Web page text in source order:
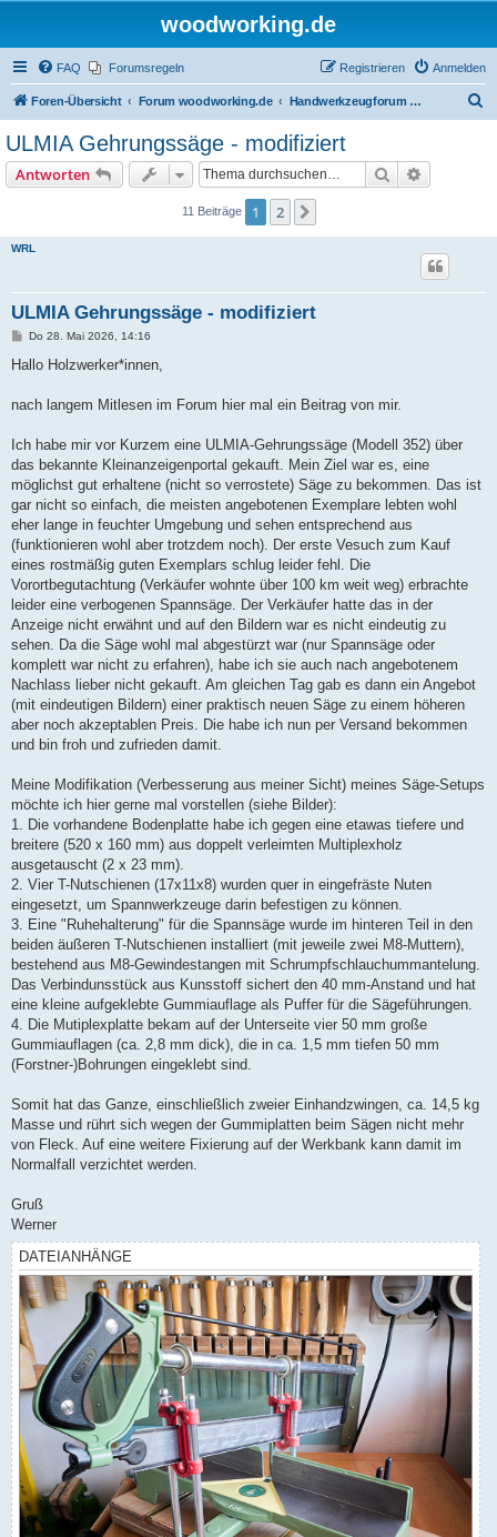
woodworking.de
FAQ Forumsregeln Anmelden
Registrieren
Foren-Übersicht Forum woodworking.de Handwerkzeugforum - das leise Forum
ULMIA Gehrungssäge - modifiziert
Antworten Suche
11 Beiträge 1 2
WRL
ULMIA Gehrungssäge - modifiziert
B
i
a
Do 28. Mai 2026, 14:16
Hallo Holzwerker*innen,
nach langem Mitlesen im Forum hier mal ein Beitrag von mir.
Ich habe mir vor Kurzem eine ULMIA-Gehrungssäge (Modell 352) über
das bekannte Kleinanzeigenportal gekauft. Mein Ziel war es, eine
möglichst gut erhaltene (nicht so verrostete) Säge zu bekommen. Das ist
gar nicht so einfach, die meisten angebotenen Exemplare lebten wohl
eher lange in feuchter Umgebung und sehen entsprechend aus
(funktionieren wohl aber trotzdem noch). Der erste Vesuch zum Kauf
eines rostmäßig guten Exemplars schlug leider fehl. Die
Vorortbegutachtung (Verkäufer wohnte über 100 km weit weg) erbrachte
leider eine verbogenen Spannsäge. Der Verkäufer hatte das in der
Anzeige nicht erwähnt und auf den Bildern war es nicht eindeutig zu
sehen. Da die Säge wohl mal abgestürzt war (nur Spannsäge oder
komplett war nicht zu erfahren), habe ich sie auch nach angebotenem
Nachlass lieber nicht gekauft. Am gleichen Tag gab es dann ein Angebot
(mit eindeutigen Bildern) einer praktisch neuen Säge zu einem höheren
aber noch akzeptablen Preis. Die habe ich nun per Versand bekommen
und bin froh und zufrieden damit.
Meine Modifikation (Verbesserung aus meiner Sicht) meines Säge-Setups
möchte ich hier gerne mal vorstellen (siehe Bilder):
1. Die vorhandene Bodenplatte habe ich gegen eine etawas tiefere und
breitere (520 x 160 mm) aus doppelt verleimten Multiplexholz
ausgetauscht (2 x 23 mm).
2. Vier T-Nutschienen (17x11x8) wurden quer in eingefräste Nuten
eingesetzt, um Spannwerkzeuge darin befestigen zu können.
3. Eine "Ruhehalterung" für die Spannsäge wurde im hinteren Teil in den
beiden äußeren T-Nutschienen installiert (mit jeweile zwei M8-Muttern),
bestehend aus M8-Gewindestangen mit Schrumpfschlauchummantelung.
Das Verbindunsstück aus Kunsstoff sichert den 40 mm-Anstand und hat
eine kleine aufgeklebte Gummiauflage als Puffer für die Sägeführungen.
4. Die Mutiplexplatte bekam auf der Unterseite vier 50 mm große
Gummiauflagen (ca. 2,8 mm dick), die in ca. 1,5 mm tiefen 50 mm
(Forstner-)Bohrungen eingeklebt sind.
Somit hat das Ganze, einschließlich zweier Einhandzwingen, ca. 14,5 kg
Masse und rührt sich wegen der Gummiplatten beim Sägen nicht mehr
von Fleck. Auf eine weitere Fixierung auf der Werkbank kann damit im
Normalfall verzichtet werden.
Gruß
Werner
DATEIANHÄNGE